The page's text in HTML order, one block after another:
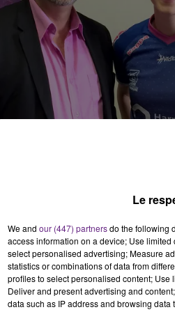
le biais d'un
Rysankova, arri�re-
Le
We and our (447) partnersdo the following
access information on a device; Use
select personalised advertising; Measure
statistics or combinations of data from
profiles to select personalised content; Use
Deliver and present advertising and
data such as IP address and browsing